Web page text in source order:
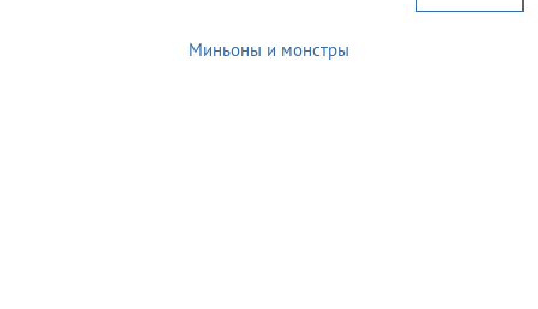
Миньоны и монстры